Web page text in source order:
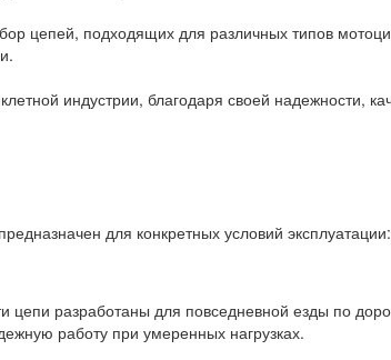
цепей, подходящих для различных типов
индустрии, благодаря своей надежности,
для конкретных условий эксплуатации:
цепи разработаны для повседневной езды по
работу при умеренных нагрузках.